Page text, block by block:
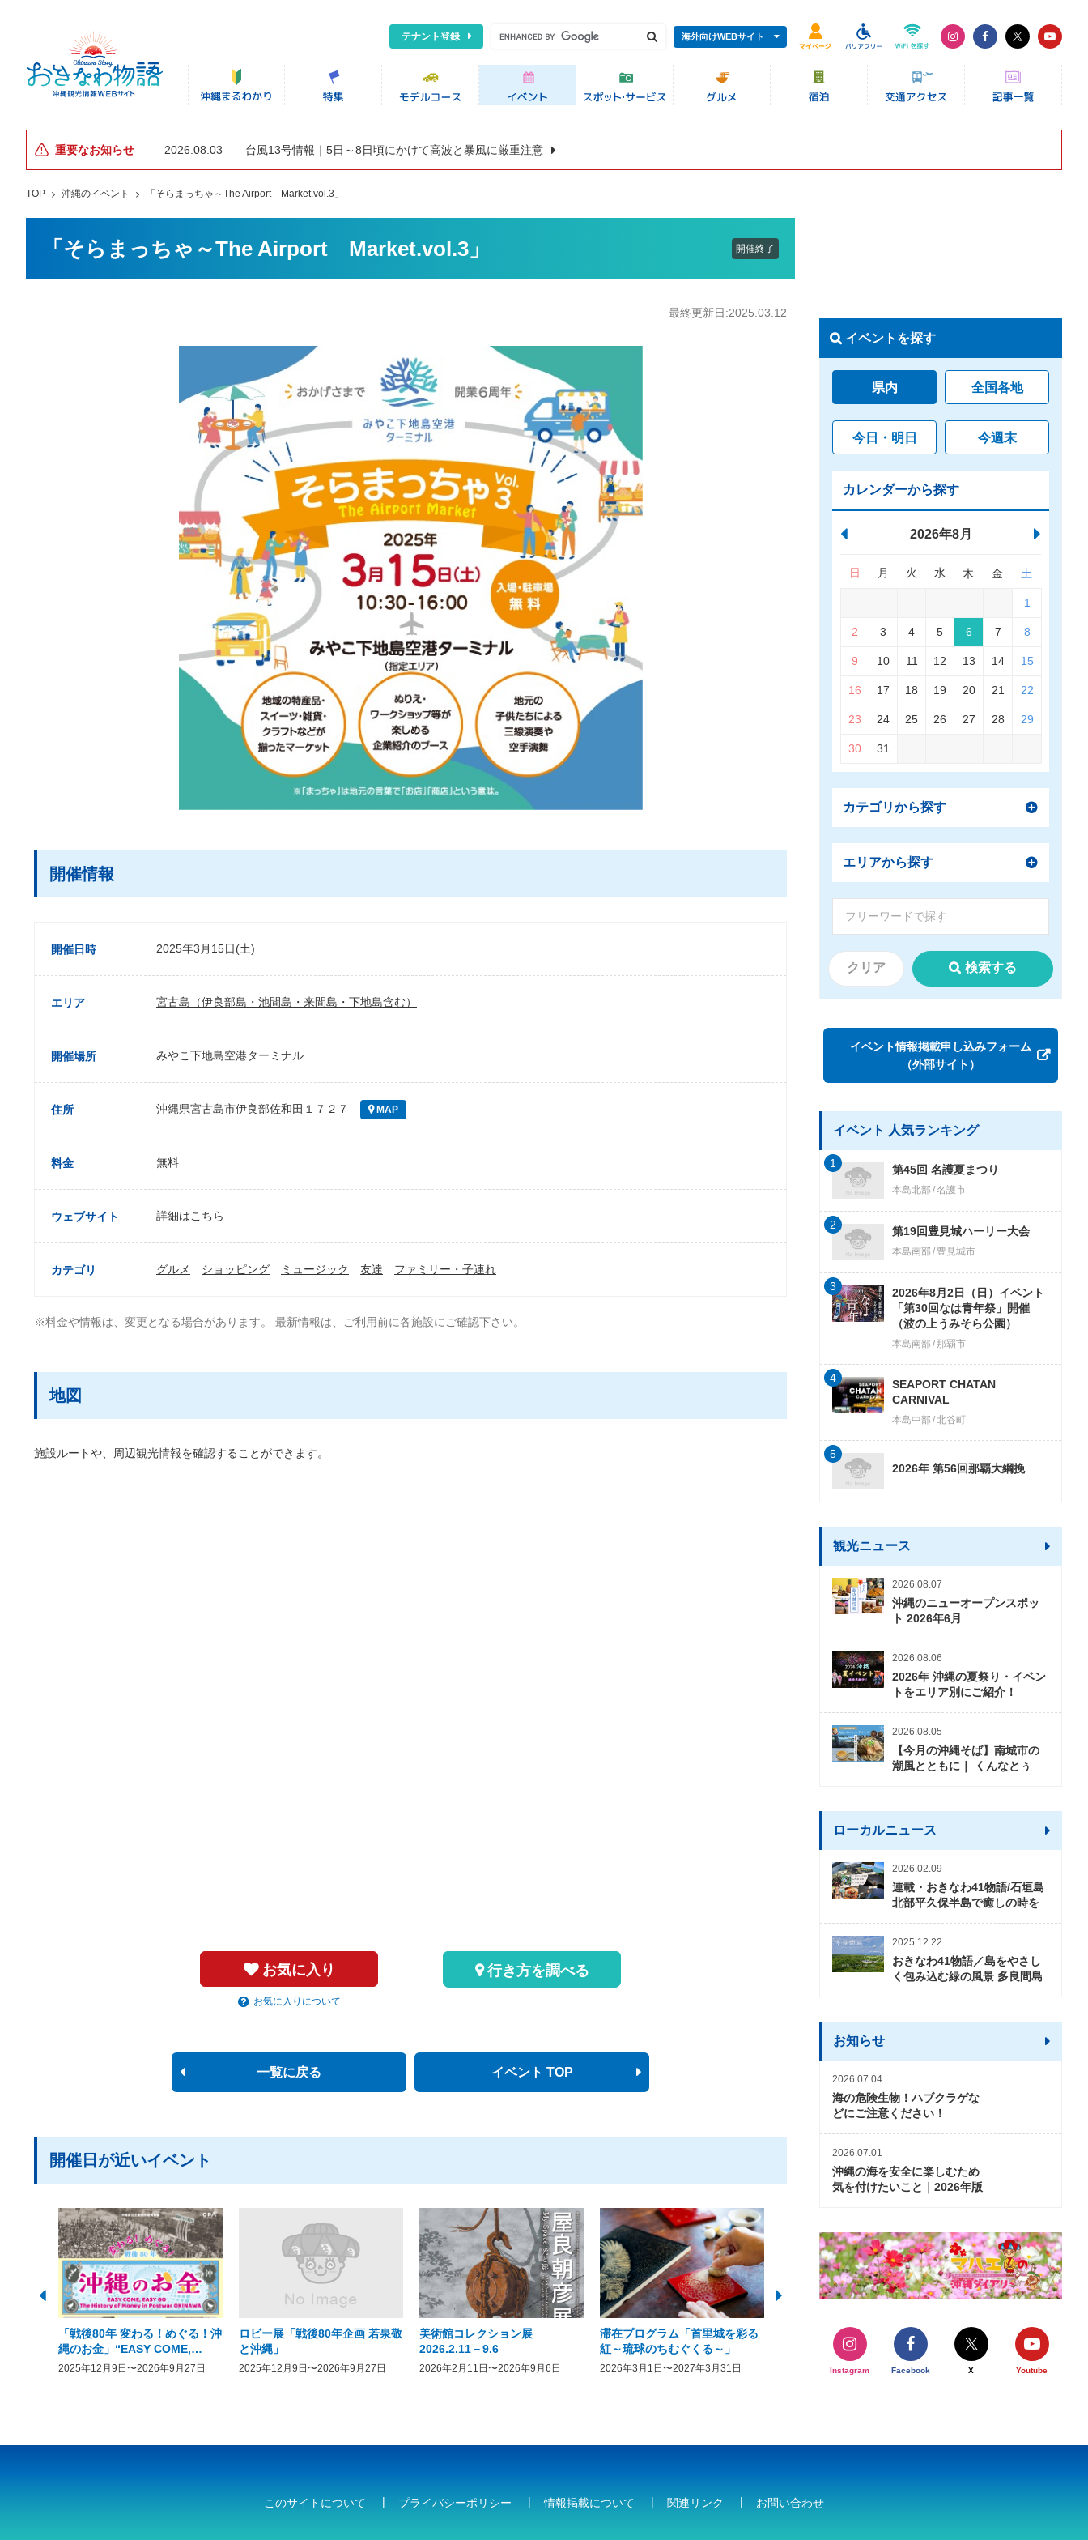
テナント登録 海外向けWEBサイト
重要なお知らせ 2026.08.03 台風13号情報｜5日～8日頃にかけて高波と暴風に厳重注意
TOP 沖縄のイベント 「そらまっちゃ～The Airport Market.vol.3」
「そらまっちゃ～The Airport Market.vol.3」 開催終了
最終更新日:2025.03.12
開催情報
開催日時 2025年3月15日(土)
エリア 宮古島（伊良部島・池間島・来間島・下地島含む）
開催場所 みやこ下地島空港ターミナル
住所 沖縄県宮古島市伊良部佐和田１７２７ MAP
料金 無料
ウェブサイト 詳細はこちら
カテゴリ グルメ ショッピング ミュージック 友達 ファミリー・子連れ
※料金や情報は、変更となる場合があります。 最新情報は、ご利用前に各施設にご確認下さい。
地図
施設ルートや、周辺観光情報を確認することができます。
お気に入り
お気に入りについて
行き方を調べる
一覧に戻る イベント TOP
開催日が近いイベント
「戦後80年 変わる！めぐる！沖
縄のお金」“EASY COME,
EASY GO － The History of
2025年12月9日〜2026年9月27日
ロビー展「戦後80年企画 若泉敬
と沖縄」
2025年12月9日〜2026年9月27日
美術館コレクション展
2026.2.11－9.6
2026年2月11日〜2026年9月6日
滞在プログラム「首里城を彩る
紅～琉球のちむぐくる～」
2026年3月1日〜2027年3月31日
2026年度 かりゆしビーチ営業
期間および営業時間のお知らせ
2026年3月5日〜2026年10月31日
【期間限定】オーシャ
開催について
2026年3月20日〜2026年11
イベントを探す
県内 全国各地
今日・明日 今週末
カレンダーから探す
2026年8月
日 月 火 水 木 金 土
1
2 3 4 5 6 7 8
9 10 11 12 13 14 15
16 17 18 19 20 21 22
23 24 25 26 27 28 29
30 31
カテゴリから探す
エリアから探す
クリア 検索する
イベント情報掲載申し込みフォーム
（外部サイト）
イベント 人気ランキング
第45回 名護夏まつり
本島北部 名護市
1
第19回豊見城ハーリー大会
本島南部 豊見城市
2
2026年8月2日（日）イベント
「第30回なは青年祭」開催
（波の上うみそら公園）
本島南部 那覇市
3
SEAPORT CHATAN
CARNIVAL
本島中部 北谷町
4
2026年 第56回那覇大綱挽
5
観光ニュース
2026.08.07
沖縄のニューオープンスポッ
ト 2026年6月
2026.08.06
2026年 沖縄の夏祭り・イベン
トをエリア別にご紹介！
2026.08.05
【今月の沖縄そば】南城市の
潮風とともに｜ くんなとぅ
ローカルニュース
2026.02.09
連載・おきなわ41物語/石垣島
北部平久保半島で癒しの時を
2025.12.22
おきなわ41物語／島をやさし
く包み込む緑の風景 多良間島
お知らせ
2026.07.04
海の危険生物！ハブクラゲな
どにご注意ください！
2026.07.01
沖縄の海を安全に楽しむため
気を付けたいこと｜2026年版
Instagram Facebook X Youtube
このサイトについて プライバシーポリシー 情報掲載について 関連リンク お問い合わせ